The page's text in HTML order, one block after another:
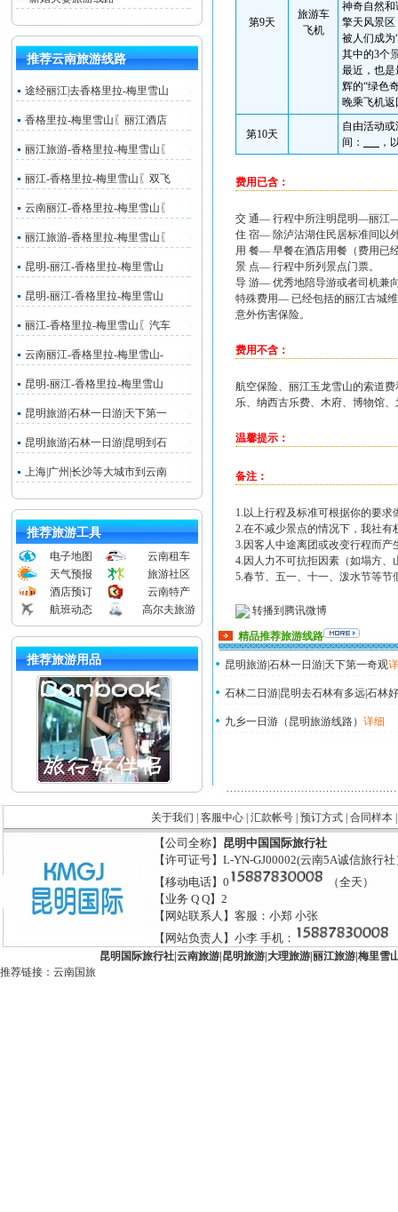
推荐云南旅游线路
途经丽江|去香格里拉-梅里雪山
香格里拉-梅里雪山〖丽江酒店
丽江旅游-香格里拉-梅里雪山〖
丽江-香格里拉-梅里雪山〖双飞
云南丽江-香格里拉-梅里雪山〖
丽江旅游-香格里拉-梅里雪山〖
昆明-丽江-香格里拉-梅里雪山
昆明-丽江-香格里拉-梅里雪山
丽江-香格里拉-梅里雪山〖汽车
云南丽江-香格里拉-梅里雪山-
昆明-丽江-香格里拉-梅里雪山
昆明旅游|石林一日游|天下第一
昆明旅游|石林一日游|昆明到石
上海|广州|长沙等大城市到云南
推荐旅游工具
电子地图
云南租车
天气预报
旅游社区
酒店预订
云南特产
航班动态
高尔夫旅游
推荐旅游用品
第9天
旅游车
飞机
神奇自然
擎天风景
被人们成为
其中的3个
最近，也
辉的“绿色
晚乘飞机返
第10天
自由活动
间：
，
费用已含：
交 通— 行程中所注明昆明—丽江—
住 宿— 除泸沽湖住民居标准间以
用 餐— 早餐在酒店用餐（费用已
景 点— 行程中所列景点门票。
导 游— 优秀地陪导游或者司机兼
特殊费用— 已经包括的丽江古城
意外伤害保险。
费用不含：
航空保险、丽江玉龙雪山的索道
乐、纳西古乐费、木府、博物馆
温馨提示：
备注：
1.以上行程及标准可根据你的要
2.在不减少景点的情况下，我社
3.因客人中途离团或改变行程而
4.因人力不可抗拒因素（如塌方
5.春节、五一、十一、泼水节等
转播到腾讯微博
精品推荐旅游线路
昆明旅游|石林一日游|天下第一奇观
石林二日游|昆明去石林有多远|石林
详细
九乡一日游（昆明旅游线路）
关于我们 客服中心| 汇款帐号| 预订方式| 合同样本
【公司全称】 昆明中国国际旅行社
【许可证号】L-YN-GJ00002(云南5A诚信旅行社
【移动电话】0
（全天）
【业务 Q Q】2
【网站联系人】客服：小郑 小张
【网站负责人】小李 手机：
昆明国际旅行社| 云南旅游| 昆明旅游| 大理旅游| 丽江旅游| 梅里雪
推荐链接： 云南国旅